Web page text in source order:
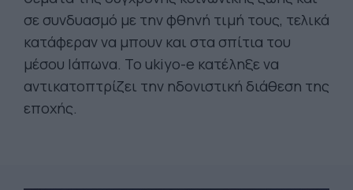
σε συνδυασμό με την φθηνή τιμή τους, τελικά
κατάφεραν να μπουν και στα σπίτια του
μέσου Ιάπωνα. Το ukiyo-e κατέληξε να
αντικατοπτρίζει την ηδονιστική διάθεση της
εποχής.